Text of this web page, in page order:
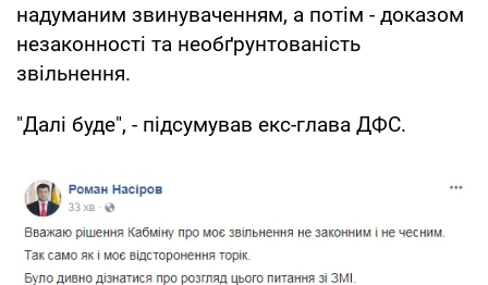
надуманим звинуваченням, а потім - доказом
незаконності та необґрунтованість
звільнення.
"Далі буде", - підсумував екс-глава ДФС.